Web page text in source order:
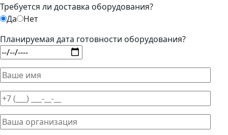
Требуется ли доставка оборудования?
Да
Нет
Планируемая дата готовности оборудования?